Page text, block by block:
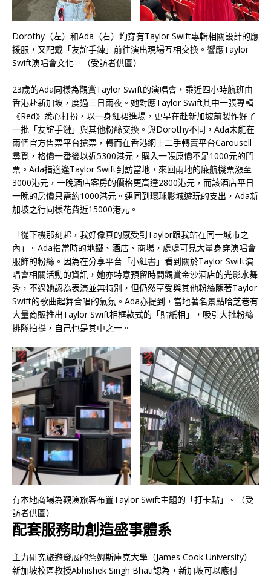
Dorothy（左）和Ada（右）均穿有Taylor Swift專輯相關設計的應
援服，又配戴「友誼手鍊」前往演出現場互相交換。響應Taylor
Swift演唱會文化。（受訪者供圖）
23歲的Ada同樣為觀賞Taylor Swift的演唱會，乘近四小時航班由
香港赴新加坡，度過三日兩夜。她對應Taylor Swift其中一張專輯
《Red》悉心打扮，以一身紅裙進場，更早在赴新加坡前製作好了
一批「友誼手鏈」與其他粉絲交換。與Dorothy不同，Ada未能在
兩個官方售票平台搶票，轉而在香港網上二手轉賣平台Carousell
尋覓，格價一番後以近5300港元，購入一張原價不足1000元的門
票。Ada指適逢Taylor Swift到訪當地，來回兩地的廉航機票漲至
3000港元，一晚酒店客房的價格更高達2800港元，而該酒店平日
一晚的房價只需約1000港元。連同到環球影城遊玩的支出，Ada新
加坡之行同樣花費近15000港元。
「從下機那刻起，我好像真的感受到Taylor跟我站在同一城市之
內」。Ada指當時的地鐵、酒店、商場，處處可見大量身穿演唱會
服飾的粉絲。因為在分享平台「小紅書」看到關於Taylor Swift演
唱會相關活動的資訊，她亦特意預留時間觀賞金沙酒店的光影水舞
秀，不過她認為表演並無特別，但仍然享受與其他粉絲隨著Taylor
Swift的歌曲起舞合唱的氣氛。Ada亦提到，當地著名景點哈芝巷有
大量商販推出Taylor Swift相框款式的「貼紙相」，吸引大批粉絲
排隊拍攝，自己也是其中之一。
有本地商場為觀演旅客布置Taylor Swift主題的「打卡點」。（受
訪者供圖）
配套服務助創造盛事體系
主力研究旅遊發展的詹姆斯庫克大學（James Cook University）
新加坡校區教授Abhishek Singh Bhati認為，新加坡可以應付